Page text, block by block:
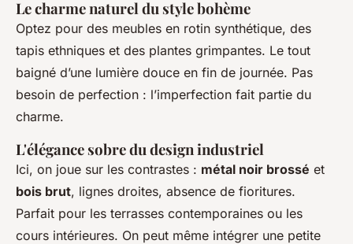
Le charme naturel du style bohème
Optez pour des meubles en rotin synthétique, des
tapis ethniques et des plantes grimpantes. Le tout
baigné d’une lumière douce en fin de journée. Pas
besoin de perfection : l’imperfection fait partie du
charme.
L'élégance sobre du design industriel
Ici, on joue sur les contrastes : métal noir brossé et
bois brut, lignes droites, absence de fioritures.
Parfait pour les terrasses contemporaines ou les
cours intérieures. On peut même intégrer une petite